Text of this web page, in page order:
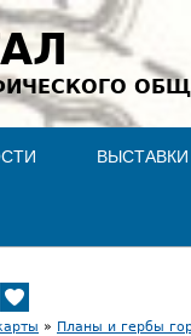
ВЫСТАВКИ
» Планы и гербы